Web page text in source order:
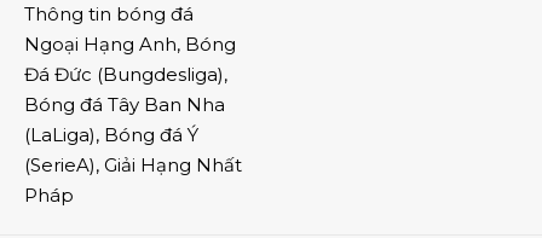
Thông tin bóng đá
Ngoại Hạng Anh, Bóng
Đá Đức (Bungdesliga),
Bóng đá Tây Ban Nha
(LaLiga), Bóng đá Ý
(SerieA), Giải Hạng Nhất
Pháp